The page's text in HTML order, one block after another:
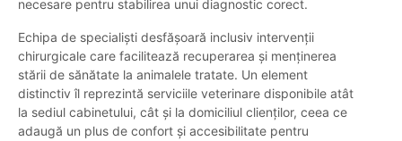
necesare pentru stabilirea unui diagnostic corect.
Echipa de specialiști desfășoară inclusiv intervenții
chirurgicale care facilitează recuperarea și menținerea
stării de sănătate la animalele tratate. Un element
distinctiv îl reprezintă serviciile veterinare disponibile atât
la sediul cabinetului, cât și la domiciliul clienților, ceea ce
adaugă un plus de confort și accesibilitate pentru